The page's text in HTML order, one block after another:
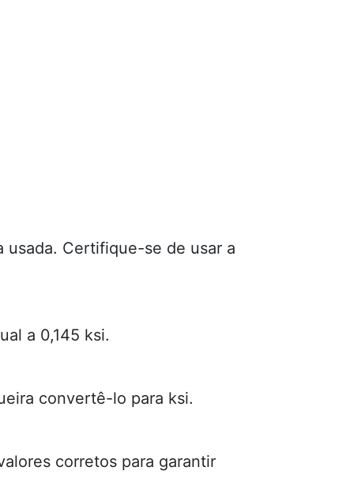
usada. Certifique-se de usar a
a 0,145 ksi.
convertê-lo para ksi.
corretos para garantir